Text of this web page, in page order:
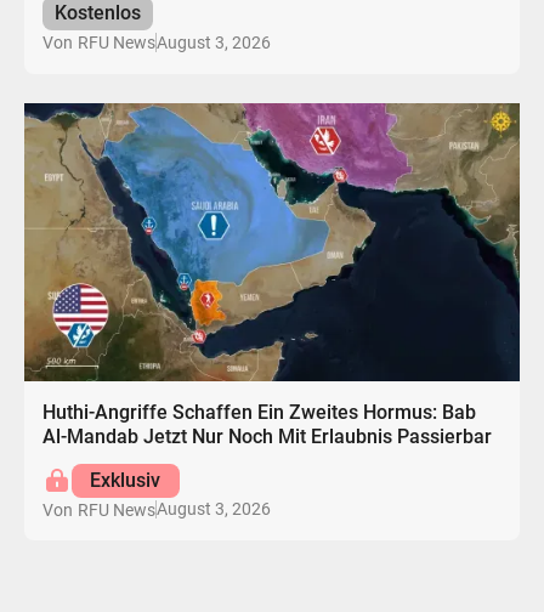
Kostenlos
Von RFU NewsAugust 3, 2026
Huthi-Angriffe Schaffen Ein Zweites Hormus: Bab
Al-Mandab Jetzt Nur Noch Mit Erlaubnis Passierbar
Exklusiv
Von RFU NewsAugust 3, 2026